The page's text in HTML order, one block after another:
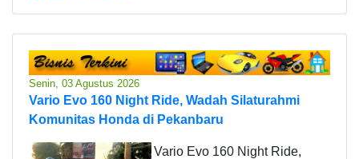
Senin, 03 Agustus 2026
Vario Evo 160 Night Ride, Wadah Silaturahmi
Komunitas Honda di Pekanbaru
Vario Evo 160 Night Ride,